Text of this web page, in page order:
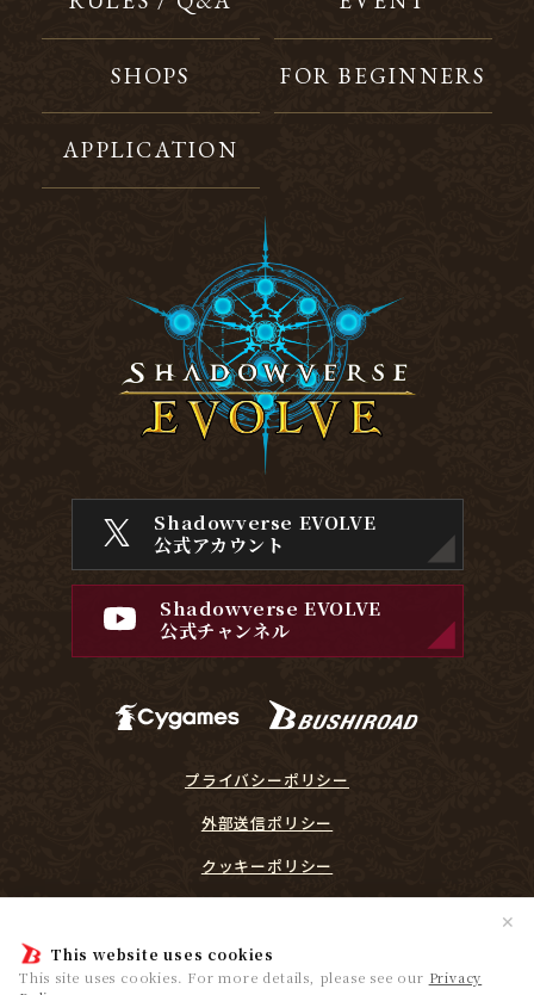
This website uses cookies
This site uses cookies. For more details, please see our Privacy
✕
SHOPS FOR BEGINNERS
APPLICATION
Shadowverse EVOLVE
公式アカウント
Shadowverse EVOLVE
公式チャンネル
プライバシーポリシー
外部送信ポリシー
クッキーポリシー
プレイヤーリスペクト宣言